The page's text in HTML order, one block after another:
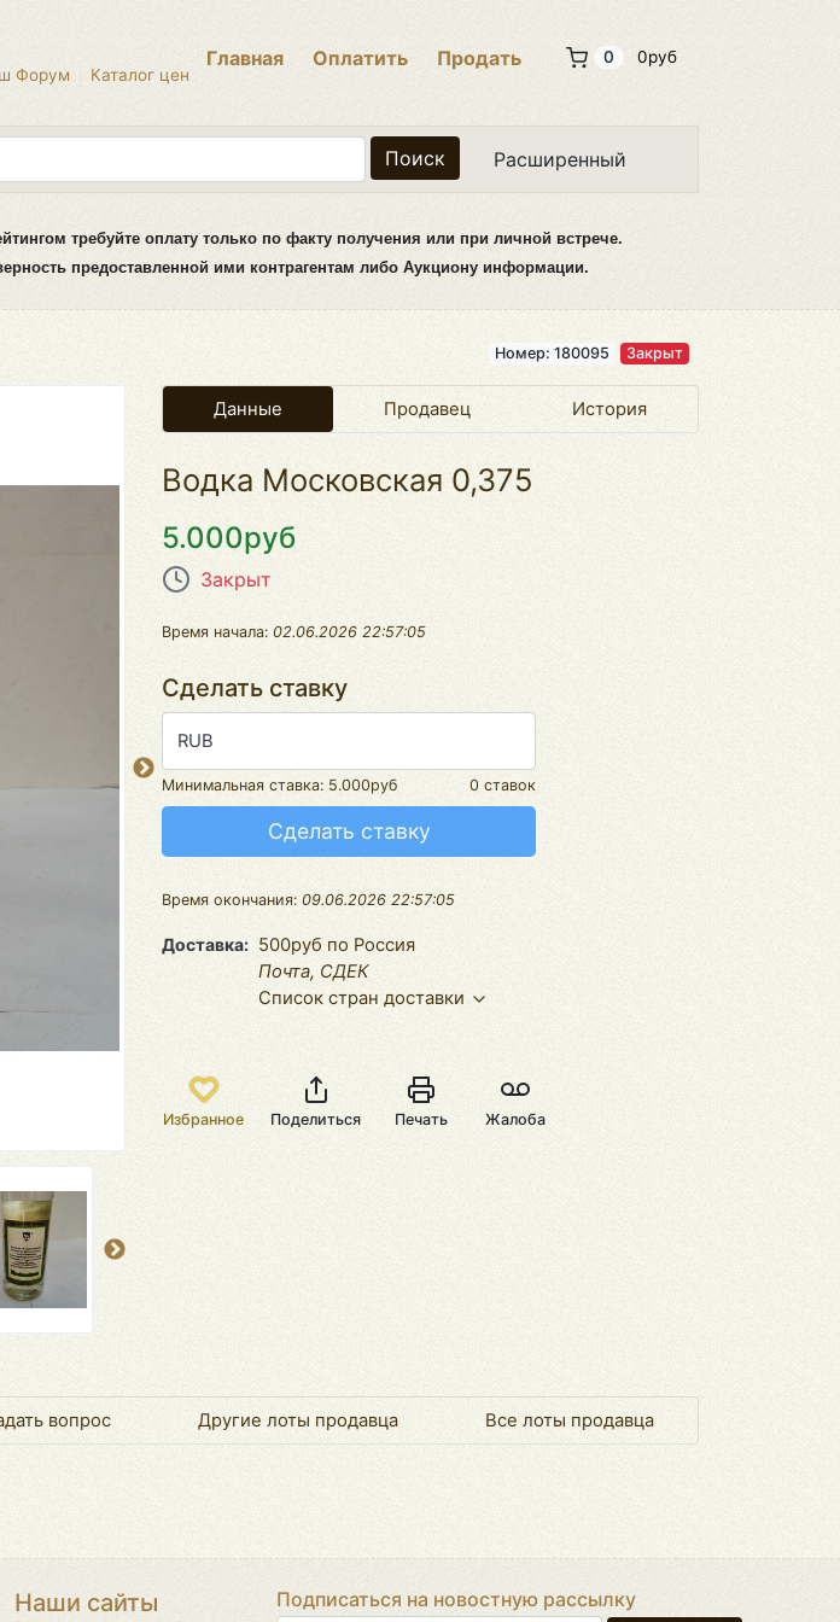
Форум Каталог цен
Главная Оплатить Продать 0 0руб
Поиск Расширенный
требуйте оплату только по факту получения или при личной встрече.
предоставленной ими контрагентам либо Аукциону информации.
Номер: 180095 Закрыт
Данные Продавец История
Водка Московская 0,375
5.000руб
Закрыт
Время начала: 02.06.2026 22:57:05
Сделать ставку
RUB
Минимальная ставка: 5.000руб 0 ставок
Сделать ставку
Время окончания: 09.06.2026 22:57:05
Доставка
500руб по Россия
Почта, СДЕК
Список стран доставки
Избранное Поделиться Печать Жалоба
вопрос Другие лоты продавца Все лоты продавца
Наши сайты Подписаться на новостную рассылку